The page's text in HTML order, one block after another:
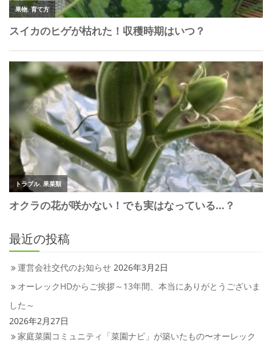
最近の投稿
運営会社交代のお知らせ 2026年3月2日
オーレックHDからご挨拶～13年間、本当にありがとうございま
した～
2026年2月27日
家庭菜園コミュニティ「菜園ナビ」が築いたもの〜オーレック